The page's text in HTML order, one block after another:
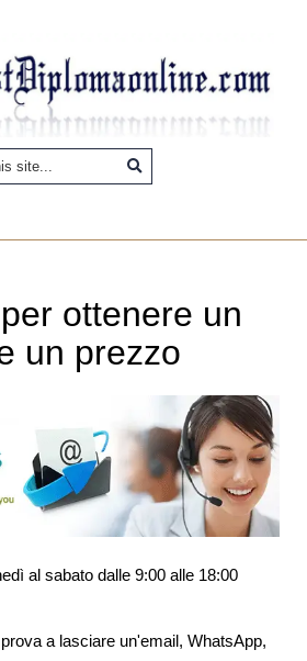
ottenere un
un prezzo
al sabato dalle 9:00 alle 18:00
a lasciare un'email, WhatsApp,